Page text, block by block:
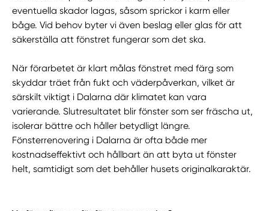
eventuella skador lagas, såsom sprickor i karm eller
båge. Vid behov byter vi även beslag eller glas för att
säkerställa att fönstret fungerar som det ska.
När förarbetet är klart målas fönstret med färg som
skyddar träet från fukt och väderpåverkan, vilket är
särskilt viktigt i Dalarna där klimatet kan vara
varierande. Slutresultatet blir fönster som ser fräscha ut,
isolerar bättre och håller betydligt längre.
Fönsterrenovering i Dalarna är ofta både mer
kostnadseffektivt och hållbart än att byta ut fönster
helt, samtidigt som det behåller husets originalkaraktär.